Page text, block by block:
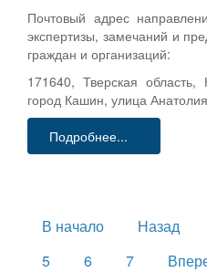
Почтовый адрес
экспертизы, замечаний и
граждан и организаций:
171640, Тверская область,
город Кашин, улица
Подробнее...
В начало Назад
5
6 7